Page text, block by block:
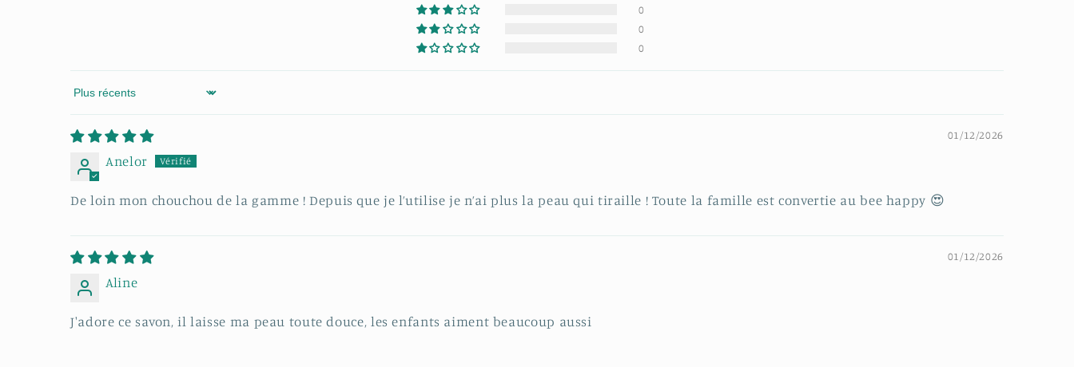
0
0
0
Sort by
01/12/2026
Anelor
De loin mon chouchou de la gamme ! Depuis que je l’utilise je n’ai plus la peau qui tiraille ! Toute la famille est convertie au bee happy 😍
01/12/2026
Aline
J'adore ce savon, il laisse ma peau toute douce, les enfants aiment beaucoup aussi